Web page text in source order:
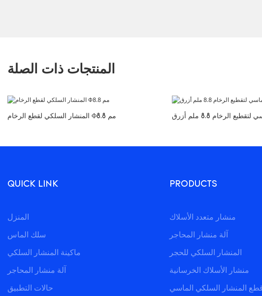
المنتجات ذات الصلة
المنشار السلكي لقطع الرخام Φ8.8 مم الرخام 8.8 ملم أزرق
QUICK LINK
المنزل
سلك الماس
ماكينة المنشار السلكي
آلة منشار المحاجر
حالات التطبيق
PRODUCTS
آلة منشار المحاجر
المنشار السلكي للحجر
منشار الأسلاك الخرسانية
المنشار السلكي الماسي